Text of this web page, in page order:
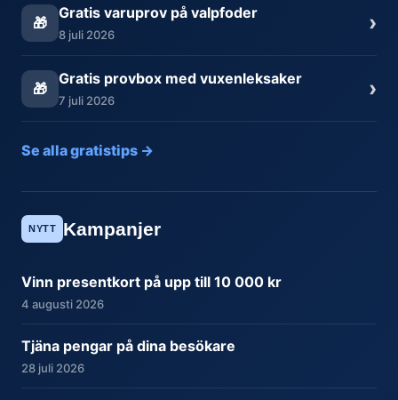
🎁
Gratis varuprov på valpfoder
8 juli 2026 ›
🎁
Gratis provbox med vuxenleksaker
7 juli 2026 ›
Se alla gratistips →
NYTT Kampanjer
Vinn presentkort på upp till 10 000 kr
4 augusti 2026
Tjäna pengar på dina besökare
28 juli 2026